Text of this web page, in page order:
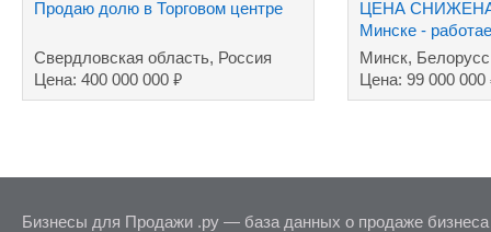
Продаю долю в Торговом центре
Свердловская область, Россия
Цена: 400 000 000 ₽
ЦЕНА
Минске -
сей день
Минск,
Цена: 99 000 000
Бизнесы для Продажи .ру — база данных о продаже